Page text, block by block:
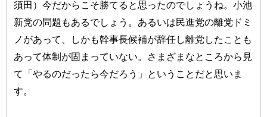
須田）今だからこそ勝てると思ったのでしょうね。小池
新党の問題もあるでしょう。あるいは民進党の離党ドミ
ノがあって、しかも幹事長候補が辞任し離党したことも
あって体制が固まっていない。さまざまなところから見
て「やるのだったら今だろう」ということだと思いま
す。